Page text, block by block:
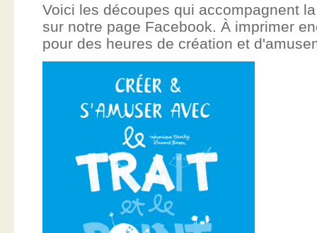
Voici les découpes qui accompagnent
sur notre page Facebook. À imprimer
pour des heures de création et